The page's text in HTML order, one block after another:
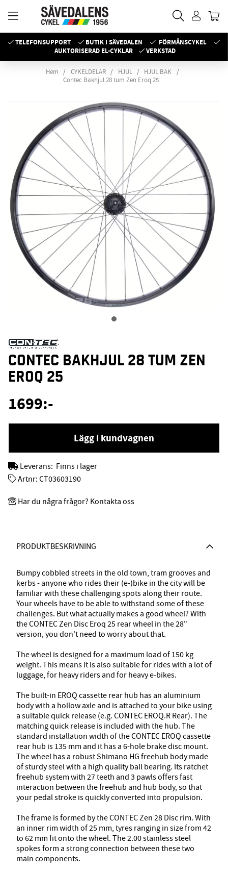
TELEFONSUPPORT BUTIK I SÄVEDALEN
FÖRMÅNSCYKEL
AUKTORISERAD EL-CYKLAR
VERKSTAD
Hem CYKELDELAR HJUL
HJUL BAK
Contec Bakhjul 28 tum Zen Eroq 25
PRODUKTBESKRIVNING
Bumpy cobbled streets in the old town, tram grooves and
kerbs - anyone who rides their (e-)bike in the city will be
familiar with these challenging spots along their route.
Your wheels have to be able to withstand some of these
challenges. But what actually makes a good wheel? With
the CONTEC Zen Disc Eroq 25 rear wheel in the 28"
version, you don't need to worry about that.
The wheel is designed for a maximum load of 150 kg
weight. This means it is also suitable for rides with a lot of
luggage, for heavy riders and for heavy e-bikes.
The built-in EROQ cassette rear hub has an aluminium
body with a hollow axle and is attached to your bike using
a suitable quick release (e.g. CONTEC EROQ.R Rear). The
matching quick release is included with the hub. The
standard installation width of the CONTEC EROQ cassette
rear hub is 135 mm and it has a 6-hole brake disc mount.
The wheel has a robust Shimano HG freehub body made
of sturdy steel with a high quality ball bearing. Its ratchet
freehub system with 27 teeth and 3 pawls offers fast
interaction between the freehub and hub body, so that
your pedal stroke is quickly converted into propulsion.
The frame is formed by the CONTEC Zen 28 Disc rim. With
an inner rim width of 25 mm, tyres ranging in size from 42
to 62 mm fit onto the wheel. The 2.00 stainless steel
spokes form a strong connection between these two
main components.
CONTEC BAKHJUL 28 TUM ZEN
EROQ 25
1699:-
Lägg i kundvagnen
Leverans: Finns i lager
Artnr: CT03603190
Har du några frågor? Kontakta oss